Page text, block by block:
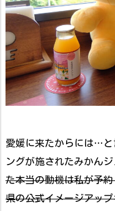
愛媛に来たからには…と
ングが施されたみかんジ
た本当の動機は私が予
県の公式イメージアッ